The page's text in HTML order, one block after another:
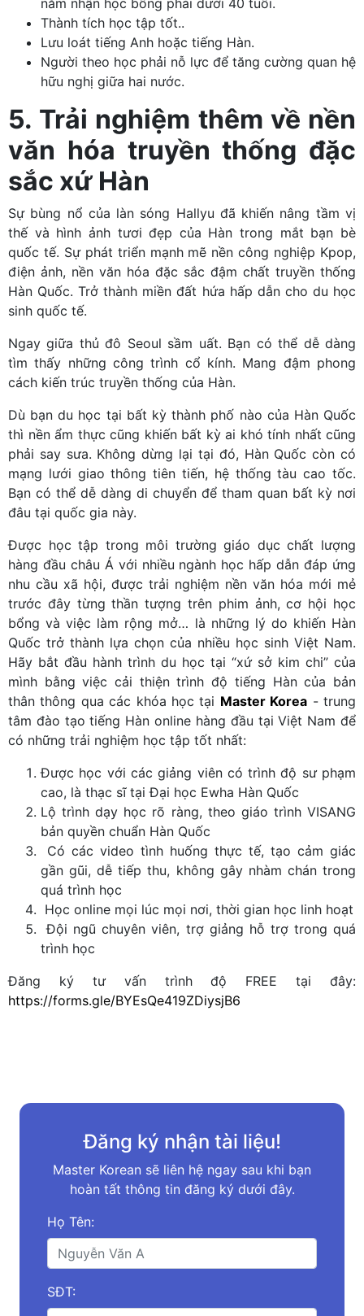
năm nhận học bổng phải dưới 40 tuổi.
Thành tích học tập tốt..
Lưu loát tiếng Anh hoặc tiếng Hàn.
Người theo học phải nỗ lực để tăng cường quan hệ
hữu nghị giữa hai nước.
5. Trải nghiệm thêm về nền
văn hóa truyền thống đặc
sắc xứ Hàn
Sự bùng nổ của làn sóng Hallyu đã khiến nâng tầm vị
thế và hình ảnh tươi đẹp của Hàn trong mắt bạn bè
quốc tế. Sự phát triển mạnh mẽ nền công nghiệp Kpop,
điện ảnh, nền văn hóa đặc sắc đậm chất truyền thống
Hàn Quốc. Trở thành miền đất hứa hấp dẫn cho du học
sinh quốc tế.
Ngay giữa thủ đô Seoul sầm uất. Bạn có thể dễ dàng
tìm thấy những công trình cổ kính. Mang đậm phong
cách kiến trúc truyền thống của Hàn.
Dù bạn du học tại bất kỳ thành phố nào của Hàn Quốc
thì nền ẩm thực cũng khiến bất kỳ ai khó tính nhất cũng
phải say sưa. Không dừng lại tại đó, Hàn Quốc còn có
mạng lưới giao thông tiên tiến, hệ thống tàu cao tốc.
Bạn có thể dễ dàng di chuyển để tham quan bất kỳ nơi
đâu tại quốc gia này.
Được học tập trong môi trường giáo dục chất lượng
hàng đầu châu Á với nhiều ngành học hấp dẫn đáp ứng
nhu cầu xã hội, được trải nghiệm nền văn hóa mới mẻ
trước đây từng thần tượng trên phim ảnh, cơ hội học
bổng và việc làm rộng mở… là những lý do khiến Hàn
Quốc trở thành lựa chọn của nhiều học sinh Việt Nam.
Hãy bắt đầu hành trình du học tại “xứ sở kim chi” của
mình bằng việc cải thiện trình độ tiếng Hàn của bản
thân thông qua các khóa học tại Master Korea - trung
tâm đào tạo tiếng Hàn online hàng đầu tại Việt Nam để
có những trải nghiệm học tập tốt nhất:
Được học với các giảng viên có trình độ sư phạm
cao, là thạc sĩ tại Đại học Ewha Hàn Quốc
Lộ trình dạy học rõ ràng, theo giáo trình VISANG
bản quyền chuẩn Hàn Quốc
Có các video tình huống thực tế, tạo cảm giác
gần gũi, dễ tiếp thu, không gây nhàm chán trong
quá trình học
Học online mọi lúc mọi nơi, thời gian học linh hoạt
Đội ngũ chuyên viên, trợ giảng hỗ trợ trong quá
trình học
Đăng ký tư vấn trình độ FREE tại đây:
https://forms.gle/BYEsQe419ZDiysjB6
Đăng ký nhận tài liệu!
Master Korean sẽ liên hệ ngay sau khi bạn
hoàn tất thông tin đăng ký dưới đây.
Họ Tên:
SĐT: